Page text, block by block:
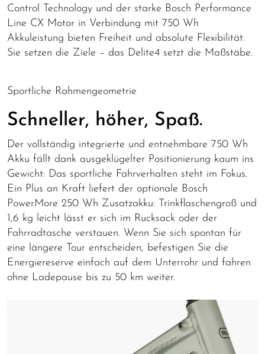
Control Technology und der starke Bosch Performance
Line CX Motor in Verbindung mit 750 Wh
Akkuleistung bieten Freiheit und absolute Flexibilität.
Sie setzen die Ziele – das Delite4 setzt die Maßstäbe.
Sportliche Rahmengeometrie
Schneller, höher, Spaß.
Der vollständig integrierte und entnehmbare 750 Wh
Akku fällt dank ausgeklügelter Positionierung kaum ins
Gewicht: Das sportliche Fahrverhalten steht im Fokus.
Ein Plus an Kraft liefert der optionale Bosch
PowerMore 250 Wh Zusatzakku: Trinkflaschengroß und
1,6 kg leicht lässt er sich im Rucksack oder der
Fahrradtasche verstauen. Wenn Sie sich spontan für
eine längere Tour entscheiden, befestigen Sie die
Energiereserve einfach auf dem Unterrohr und fahren
ohne Ladepause bis zu 50 km weiter.